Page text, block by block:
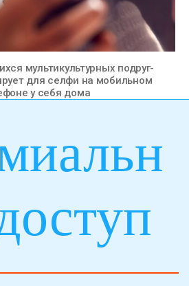
мультикультурных подруг-
для селфи на мобильном
у себя дома